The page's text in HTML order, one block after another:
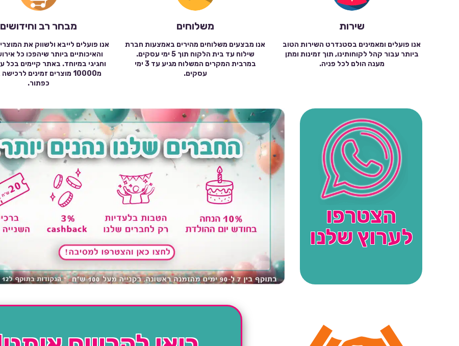
שירות
אנו פועלים ומאמינים בסטנדרט השירות הטוב
ביותר עבור קהל לקוחותינו, תוך זמינות ומתן
מענה הולם לכל פניה.
משלוחים
אנו מבצעים משלוחים מהירים באמצעות חברת
שילוח עד בית הלקוח תוך 5 ימי עסקים.
במרבית המקרים המשלוח מגיע עד 3 ימי
עסקים.
מבחר רב וחידושים
אנו פועלים לייבא ולשווק את
והאיכותיים ביותר שיהפכו כל
וחגיגי במיוחד. באתר קיימים בכל
מ10000 מוצרים זמינים
כפתור.
הצטרפו
לערוץ שלנו